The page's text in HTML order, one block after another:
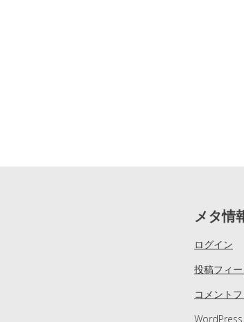
メタ情
ログイン
投稿フィー
コメント